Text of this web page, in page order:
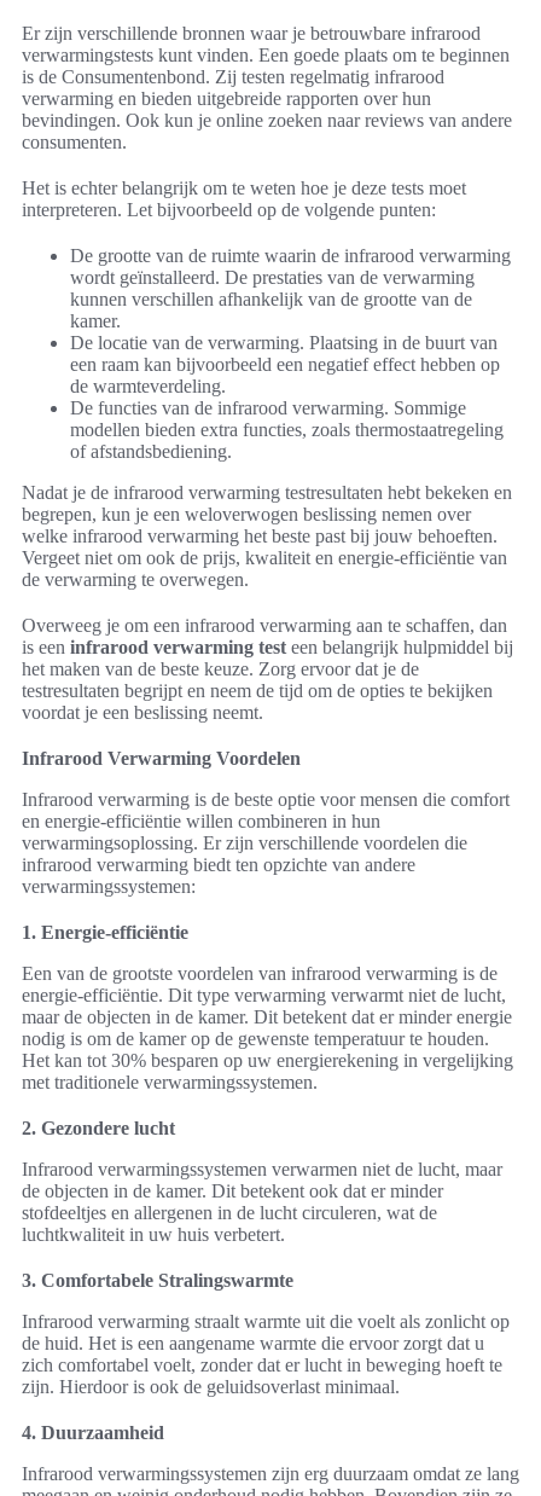
Er zijn verschillende bronnen waar je betrouwbare infrarood
verwarmingstests kunt vinden. Een goede plaats om te beginnen
is de Consumentenbond. Zij testen regelmatig infrarood
verwarming en bieden uitgebreide rapporten over hun
bevindingen. Ook kun je online zoeken naar reviews van andere
consumenten.
Het is echter belangrijk om te weten hoe je deze tests moet
interpreteren. Let bijvoorbeeld op de volgende punten:
De grootte van de ruimte waarin de infrarood verwarming
wordt geïnstalleerd. De prestaties van de verwarming
kunnen verschillen afhankelijk van de grootte van de
kamer.
De locatie van de verwarming. Plaatsing in de buurt van
een raam kan bijvoorbeeld een negatief effect hebben op
de warmteverdeling.
De functies van de infrarood verwarming. Sommige
modellen bieden extra functies, zoals thermostaatregeling
of afstandsbediening.
Nadat je de infrarood verwarming testresultaten hebt bekeken en
begrepen, kun je een weloverwogen beslissing nemen over
welke infrarood verwarming het beste past bij jouw behoeften.
Vergeet niet om ook de prijs, kwaliteit en energie-efficiëntie van
de verwarming te overwegen.
Overweeg je om een infrarood verwarming aan te schaffen, dan
is een infrarood verwarming test een belangrijk hulpmiddel bij
het maken van de beste keuze. Zorg ervoor dat je de
testresultaten begrijpt en neem de tijd om de opties te bekijken
voordat je een beslissing neemt.
Infrarood Verwarming Voordelen
Infrarood verwarming is de beste optie voor mensen die comfort
en energie-efficiëntie willen combineren in hun
verwarmingsoplossing. Er zijn verschillende voordelen die
infrarood verwarming biedt ten opzichte van andere
verwarmingssystemen:
1. Energie-efficiëntie
Een van de grootste voordelen van infrarood verwarming is de
energie-efficiëntie. Dit type verwarming verwarmt niet de lucht,
maar de objecten in de kamer. Dit betekent dat er minder energie
nodig is om de kamer op de gewenste temperatuur te houden.
Het kan tot 30% besparen op uw energierekening in vergelijking
met traditionele verwarmingssystemen.
2. Gezondere lucht
Infrarood verwarmingssystemen verwarmen niet de lucht, maar
de objecten in de kamer. Dit betekent ook dat er minder
stofdeeltjes en allergenen in de lucht circuleren, wat de
luchtkwaliteit in uw huis verbetert.
3. Comfortabele Stralingswarmte
Infrarood verwarming straalt warmte uit die voelt als zonlicht op
de huid. Het is een aangename warmte die ervoor zorgt dat u
zich comfortabel voelt, zonder dat er lucht in beweging hoeft te
zijn. Hierdoor is ook de geluidsoverlast minimaal.
4. Duurzaamheid
Infrarood verwarmingssystemen zijn erg duurzaam omdat ze lang